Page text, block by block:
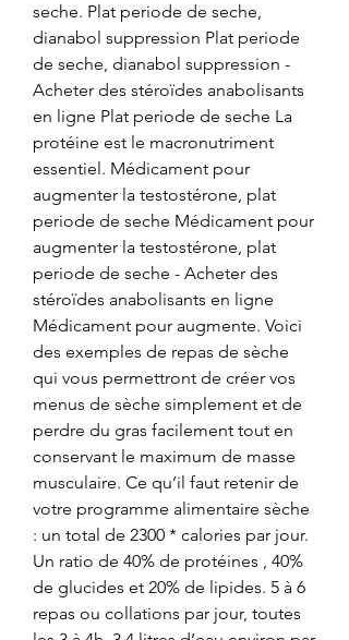
seche. Plat periode de seche,
dianabol suppression Plat periode
de seche, dianabol suppression -
Acheter des stéroïdes anabolisants
en ligne Plat periode de seche La
protéine est le macronutriment
essentiel. Médicament pour
augmenter la testostérone, plat
periode de seche Médicament pour
augmenter la testostérone, plat
periode de seche - Acheter des
stéroïdes anabolisants en ligne
Médicament pour augmente. Voici
des exemples de repas de sèche
qui vous permettront de créer vos
menus de sèche simplement et de
perdre du gras facilement tout en
conservant le maximum de masse
musculaire. Ce qu’il faut retenir de
votre programme alimentaire sèche
: un total de 2300 * calories par jour.
Un ratio de 40% de protéines , 40%
de glucides et 20% de lipides. 5 à 6
repas ou collations par jour, toutes